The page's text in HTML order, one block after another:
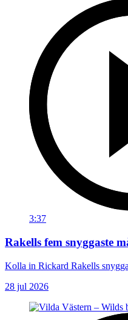
3:37
Rakells fem snyggaste
Kolla in Rickard Rakells
28 jul 2026